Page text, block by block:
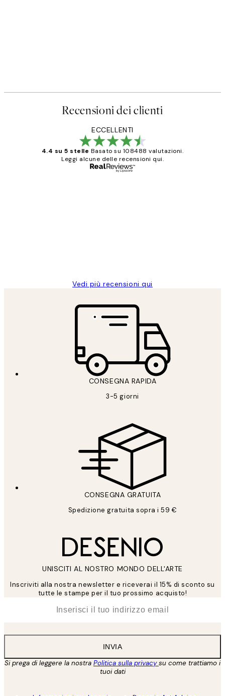
Recensioni dei clienti
ECCELLENTI
4.4 su 5 stelle Basato su 108488 valutazioni.
Leggi alcune delle recensioni qui.
Vedi più recensioni qui
CONSEGNA RAPIDA
3-5 giorni
CONSEGNA GRATUITA
Spedizione gratuita sopra i 59 €
UNISCITI AL NOSTRO MONDO DELL'ARTE
Inscriviti alla nostra newsletter e riceverai il 15% di sconto su
tutte le stampe per il tuo prossimo acquisto!
INVIA
Si prega di leggere la nostra Politica sulla privacysu come trattiamo i
tuoi dati